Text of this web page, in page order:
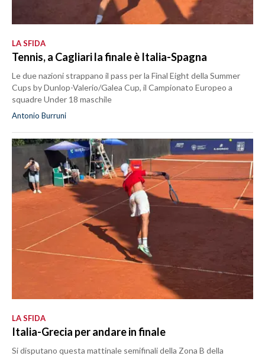
LA SFIDA
Tennis, a Cagliari la finale è Italia-Spagna
Le due nazioni strappano il pass per la Final Eight della Summer
Cups by Dunlop-Valerio/Galea Cup, il Campionato Europeo a
squadre Under 18 maschile
Antonio Burruni
LA SFIDA
Italia-Grecia per andare in finale
Si disputano questa mattinale semifinali della Zona B della